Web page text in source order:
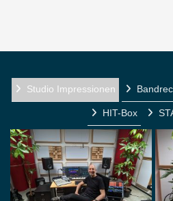
Studio Impressionen
HIT-Box